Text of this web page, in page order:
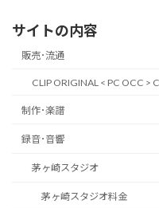
サイトの内容
販売･流通
CLIP ORIGINAL < PC OCC >
制作･楽譜
録音･音響
茅ヶ崎スタジオ
茅ヶ崎スタジオ料金